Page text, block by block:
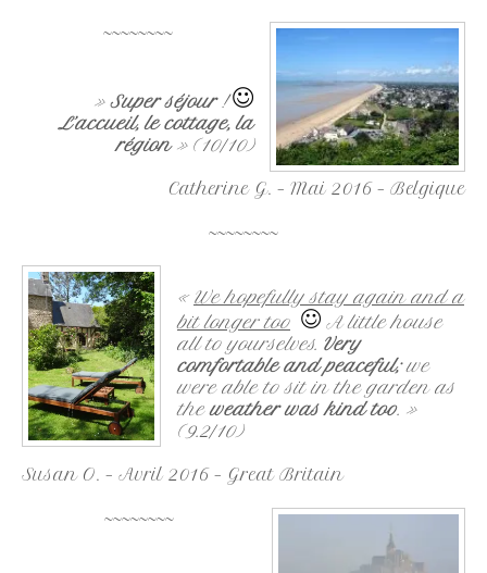
~~~~~~~~
» Super séjour!
L’accueil, le cottage, la
région» (10/10)
Catherine G. – Mai 2016 – Belgique
~~~~~~~~
« We hopefully stay again and a
bit longer too
A little house
all to yourselves. Very
comfortable and peaceful;we
were able to sit in the garden as
theweather was kind too. »
(9.2/10)
Susan O. – Avril 2016 – Great Britain
~~~~~~~~